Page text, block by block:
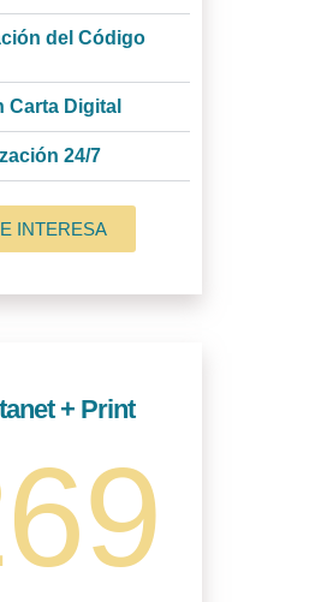
del Código
Carta Digital
24/7
INTERESA
+ Print